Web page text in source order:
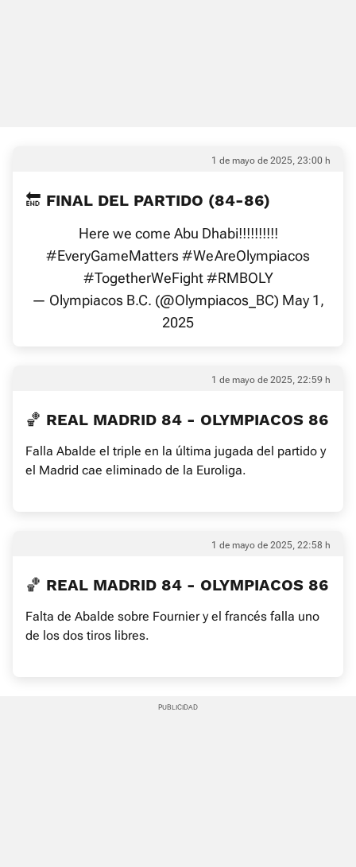
1 de mayo de 2025, 23:00 h
🔚 FINAL DEL PARTIDO (84-86)
Here we come Abu Dhabi!!!!!!!!!!
#EveryGameMatters#WeAreOlympiacos
#TogetherWeFight #RMBOLY
— Olympiacos B.C. (@Olympiacos_BC) May 1,
2025
1 de mayo de 2025, 22:59 h
🏀 REAL MADRID 84 - OLYMPIACOS 86
Falla Abalde el triple en la última jugada del partido y
el Madrid cae eliminado de la Euroliga.
1 de mayo de 2025, 22:58 h
🏀 REAL MADRID 84 - OLYMPIACOS 86
Falta de Abalde sobre Fournier y el francés falla uno
de los dos tiros libres.